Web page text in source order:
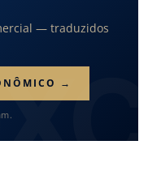
— traduzidos
→